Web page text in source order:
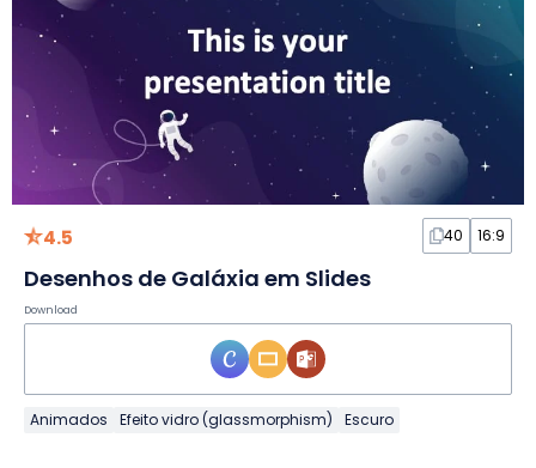
4.5 40 16:9
Desenhos de Galáxia em Slides
Download
Animados Efeito vidro (glassmorphism) Escuro